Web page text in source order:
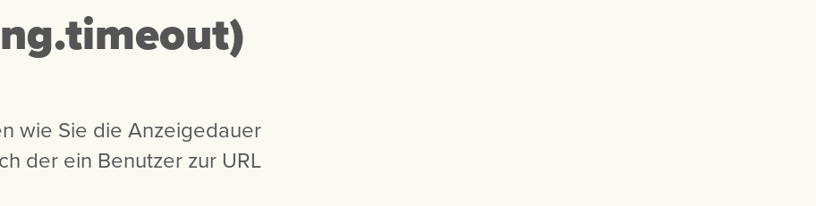
wie Sie die Anzeigedauer
der ein Benutzer zur URL